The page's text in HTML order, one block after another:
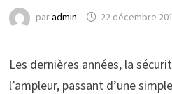
paradmin 22 décembre
Les dernières années, la
l’ampleur, passant d’une